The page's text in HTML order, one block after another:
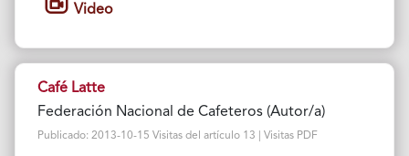
Video
Café Latte
Federación Nacional de Cafeteros (Autor/a)
Publicado: 2013-10-15 Visitas del artículo 13 | Visitas PDF